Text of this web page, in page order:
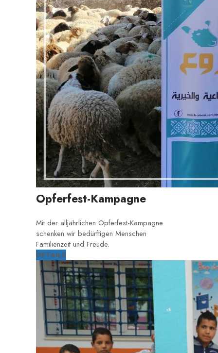
Opferfest-Kampagne
Mit der alljährlichen Opferfest-Kampagne
schenken wir bedürftigen Menschen
Familienzeit und Freude.
DETAILS